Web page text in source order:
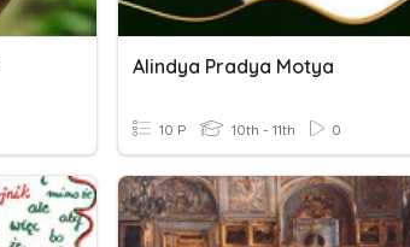
Alindya Pradya Motya
10 P 10th - 11th 0